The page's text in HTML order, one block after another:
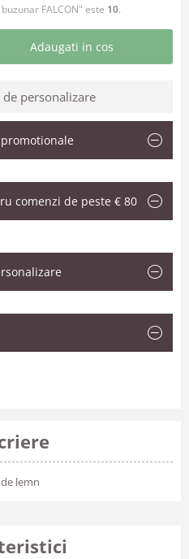
FALCON" este 10.
Adaugati in cos
de personalizare
comenzi de peste € 80
lemn